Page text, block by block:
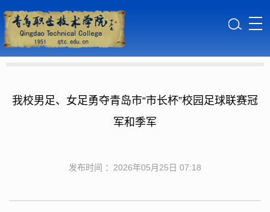
我校男足、女足勇夺青岛市“市长杯”校园足球联赛冠
军和季军
发布时间 ：2026年05月25日 07:18